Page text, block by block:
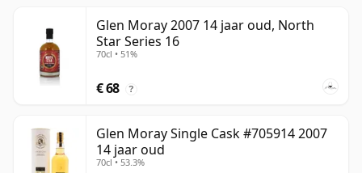
Glen Moray 2007 14 jaar oud, North
Star Series 16
70cl • 51%
€ 68 ?
Glen Moray Single Cask #705914 2007
14 jaar oud
70cl • 53.3%